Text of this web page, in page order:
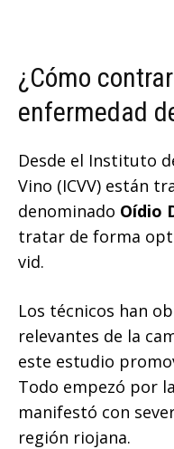
¿Cómo
enfermedad
Desde el Instituto
Vino (ICVV) están
denominado Oídio
tratar de forma
vid.
Los técnicos han
relevantes de la
este estudio
Todo empezó por
manifestó con
región riojana.